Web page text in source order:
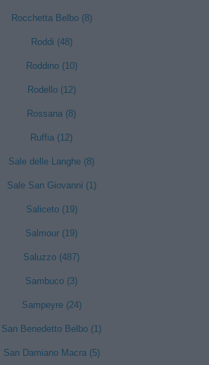
Rocchetta Belbo (8)
Roddi (48)
Roddino (10)
Rodello (12)
Rossana (8)
Ruffia (12)
Sale delle Langhe (8)
Sale San Giovanni (1)
Saliceto (19)
Salmour (19)
Saluzzo (487)
Sambuco (3)
Sampeyre (24)
San Benedetto Belbo (1)
San Damiano Macra (5)